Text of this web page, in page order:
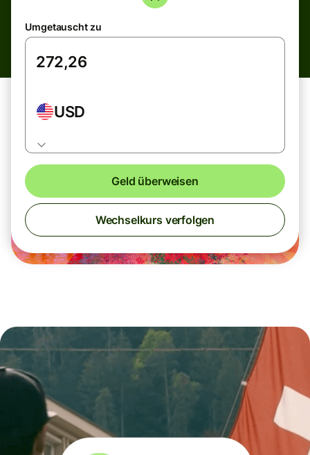
Umgetauscht zu
USD
Geld überweisen
Wechselkurs verfolgen